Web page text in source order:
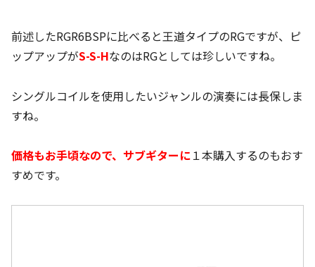
前述したRGR6BSPに比べると王道タイプのRGですが、ピ
ップアップがS-S-HなのはRGとしては珍しいですね。
シングルコイルを使用したいジャンルの演奏には長保しま
すね。
価格もお手頃なので、サブギターに１本購入するのもおす
すめです。